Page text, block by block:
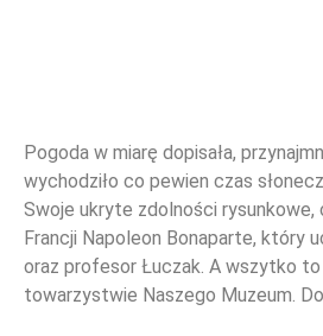
Pogoda w miarę dopisała,
wychodziło co pewien czas
Swoje ukryte zdolności rysunkowe,
Francji Napoleon Bonaparte, który
oraz profesor Łuczak. A wszytko to
towarzystwie Naszego Muzeum.